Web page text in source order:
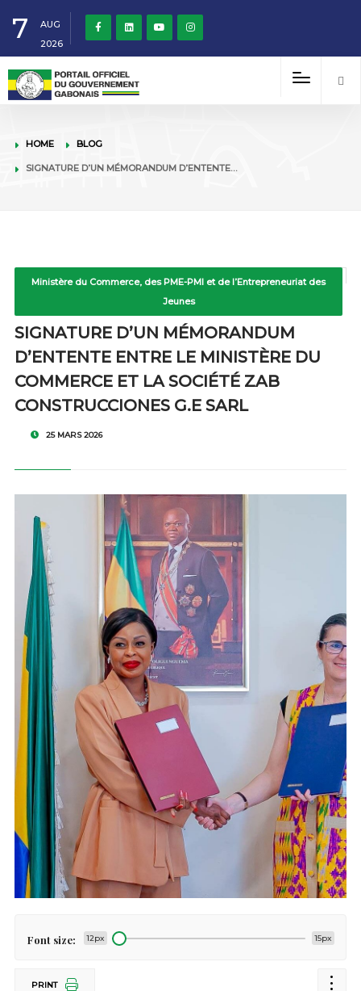
7
AUG
2026
HOME BLOG
SIGNATURE D’UN MÉMORANDUM D’ENTENTE…
Ministère du Commerce, des PME-PMI et de l’Entrepreneuriat des
Jeunes
SIGNATURE D’UN MÉMORANDUM
D’ENTENTE ENTRE LE MINISTÈRE DU
COMMERCE ET LA SOCIÉTÉ ZAB
CONSTRUCCIONES G.E SARL
25 MARS 2026
Font size: 12px 15px
PRINT